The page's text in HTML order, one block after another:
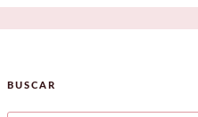
BUSCAR